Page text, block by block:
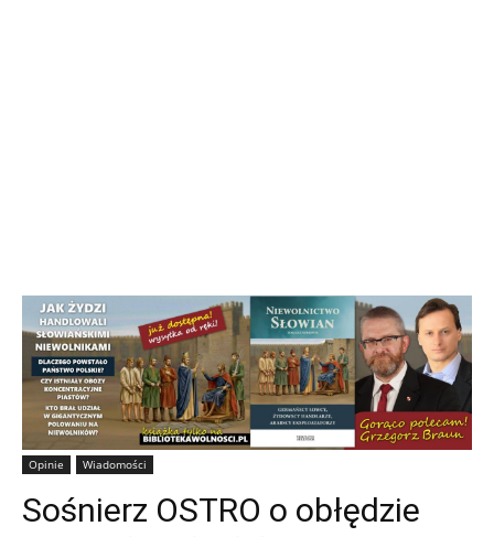
Opinie Wiadomości
Sośnierz OSTRO o obłędzie